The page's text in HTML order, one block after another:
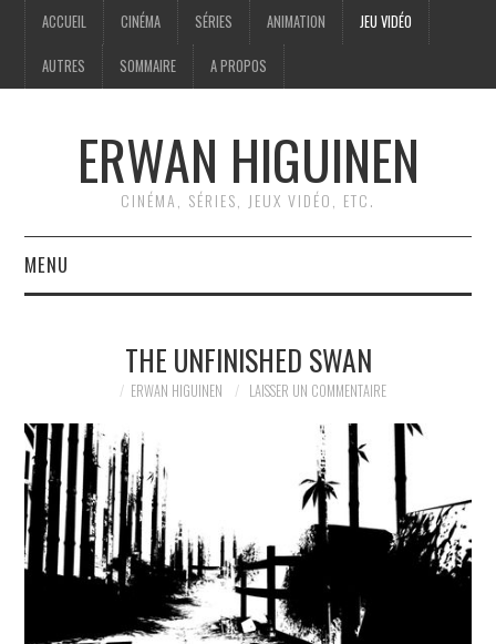
ACCUEIL CINÉMA SÉRIES ANIMATION JEU VIDÉO
AUTRES SOMMAIRE A PROPOS
ERWAN HIGUINEN
CINÉMA, SÉRIES, JEUX VIDÉO, ETC.
MENU
SÉRIES
ANIMATION
JEU VIDÉO
THE UNFINISHED SWAN
ERWAN HIGUINEN LAISSER UN COMMENTAIRE